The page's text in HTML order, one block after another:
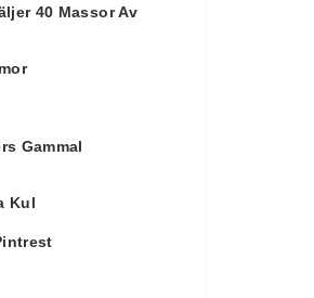
40 Massor Av
Gammal
Kul